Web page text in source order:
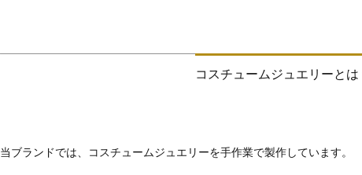
コスチュームジュエリーとは
当ブランドでは、コスチュームジュエリーを手作業で製作しています。